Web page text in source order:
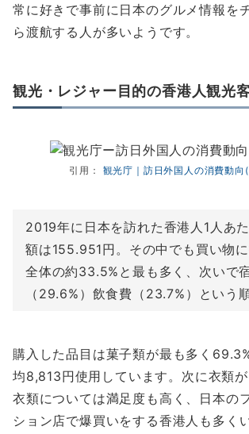
常に好きで事前に日本のグルメ情報を
ら渡航する人が多いようです。
観光・レジャー目的の香港人観光
引用： 観光庁｜訪日外国人の消費動向
2019年に日本を訪れた香港人1人あ
額は155.951円。その中でも買い物
全体の約33.5%と最も多く、次いで
（29.6%）飲食費（23.7%）という
購入した品目は菓子類が最も多く
均8,813円使用しています。次に衣類が
衣類については満足度も高く、日本の
ション店で爆買いをする香港人も多く